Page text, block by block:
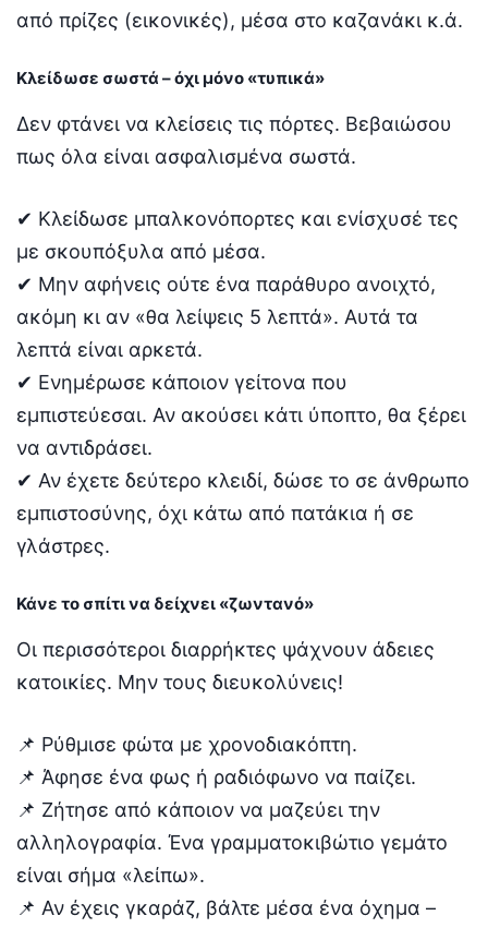
από πρίζες (εικονικές), μέσα στο καζανάκι κ.ά.
Κλείδωσε σωστά – όχι μόνο «τυπικά»
Δεν φτάνει να κλείσεις τις πόρτες. Βεβαιώσου
πως όλα είναι ασφαλισμένα σωστά.
✔ Κλείδωσε μπαλκονόπορτες και ενίσχυσέ τες
με σκουπόξυλα από μέσα.
✔ Μην αφήνεις ούτε ένα παράθυρο ανοιχτό,
ακόμη κι αν «θα λείψεις 5 λεπτά». Αυτά τα
λεπτά είναι αρκετά.
✔ Ενημέρωσε κάποιον γείτονα που
εμπιστεύεσαι. Αν ακούσει κάτι ύποπτο, θα ξέρει
να αντιδράσει.
✔ Αν έχετε δεύτερο κλειδί, δώσε το σε άνθρωπο
εμπιστοσύνης, όχι κάτω από πατάκια ή σε
γλάστρες.
Κάνε το σπίτι να δείχνει «ζωντανό»
Οι περισσότεροι διαρρήκτες ψάχνουν άδειες
κατοικίες. Μην τους διευκολύνεις!
📌 Ρύθμισε φώτα με χρονοδιακόπτη.
📌 Άφησε ένα φως ή ραδιόφωνο να παίζει.
📌 Ζήτησε από κάποιον να μαζεύει την
αλληλογραφία. Ένα γραμματοκιβώτιο γεμάτο
είναι σήμα «λείπω».
📌 Αν έχεις γκαράζ, βάλτε μέσα ένα όχημα –